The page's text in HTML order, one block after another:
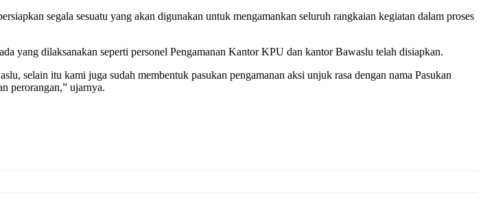
segala sesuatu yang akan digunakan untuk mengamankan seluruh rangkaian kegiatan dalam proses
yang dilaksanakan seperti personel Pengamanan Kantor KPU dan kantor Bawaslu telah disiapkan.
selain itu kami juga sudah membentuk pasukan pengamanan aksi unjuk rasa dengan nama Pasukan
perorangan,” ujarnya.